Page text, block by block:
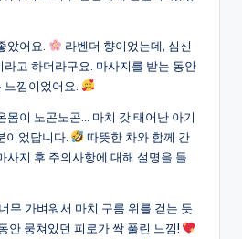
았어요.
라벤더 향이었는데, 심신
고 하더라구요. 마사지를 받는 동안
낌이었어요.
몸이 노곤노곤… 마치 갓 태어난 아기
이었답니다.
따뜻한 차와 함께 간
사지 후 주의사항에 대해 설명을 들
무 가벼워서 마치 구름 위를 걷는 듯
안 뭉쳐있던 피로가 싹 풀린 느낌!